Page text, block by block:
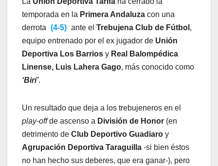
temporada en la Primera Andaluza con una
derrota (4-5) ante el Trebujena Club de Fútbol ,
equipo entrenado por el ex jugador de Unión
Deportiva Los Barrios y Real Balompédica
Linense, Luis Lahera Gago, más conocido como
‘Biri’.
Un resultado que deja a los trebujeneros en el
play-offde ascenso a División de Honor (en
detrimento de Club Deportivo Guadiaro y
Agrupación Deportiva Taraguilla -si bien éstos
no han hecho sus deberes, que era ganar-), pero